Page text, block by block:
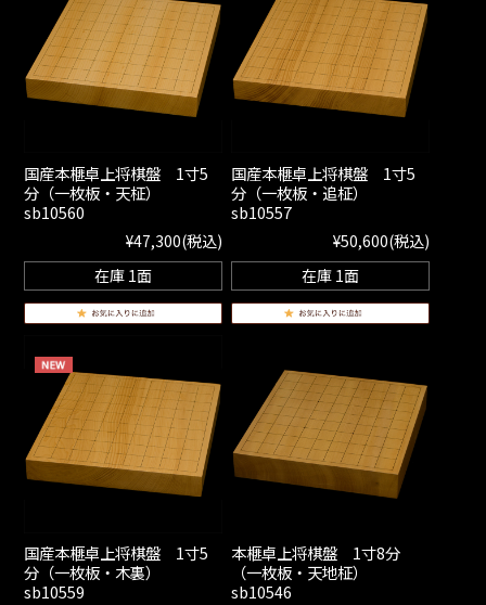
国産本榧卓上将棋盤 1寸5
分（一枚板・天柾）
sb10560
¥47,300(税込)
在庫 1面
国産本榧卓上将棋盤 1寸5
分（一枚板・追柾）
sb10557
¥50,600(税込)
在庫 1面
国産本榧卓上将棋盤 1寸5
分（一枚板・木裏）
sb10559
本榧卓上将棋盤 1寸8分
（一枚板・天地柾）
sb10546